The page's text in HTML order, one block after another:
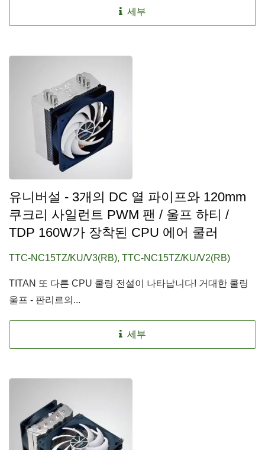
세부
유니버설 - 3개의 DC 열 파이프와 120mm
쿠크리 사일런트 PWM 팬 / 울프 하티 /
TDP 160W가 장착된 CPU 에어 쿨러
TTC-NC15TZ/KU/V3(RB), TTC-NC15TZ/KU/V2(RB)
TITAN 또 다른 CPU 쿨링 전설이 나타납니다! 거대한 쿨링
울프 - 판리르의...
세부